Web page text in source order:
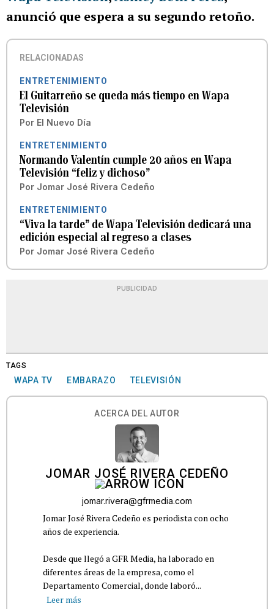
anunció que espera a su segundo retoño.
RELACIONADAS
ENTRETENIMIENTO
El Guitarreño se queda más tiempo en Wapa
Televisión
Por El Nuevo Día
ENTRETENIMIENTO
Normando Valentín cumple 20 años en Wapa
Televisión “feliz y dichoso”
Por Jomar José Rivera Cedeño
ENTRETENIMIENTO
“Viva la tarde” de Wapa Televisión dedicará una
edición especial al regreso a clases
Por Jomar José Rivera Cedeño
PUBLICIDAD
TAGS
WAPA TV EMBARAZO TELEVISIÓN
ACERCA DEL AUTOR
JOMAR JOSÉ RIVERA CEDEÑO
jomar.rivera@gfrmedia.com
Jomar José Rivera Cedeño es periodista con ocho
años de experiencia.
Desde que llegó a GFR Media, ha laborado en
diferentes áreas de la empresa, como el
Departamento Comercial, donde laboró...
Leer más